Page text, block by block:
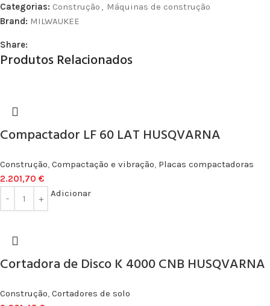
Categorias: Construção , Máquinas de construção
Brand: MILWAUKEE
Share:
Produtos Relacionados
Compactador LF 60 LAT HUSQVARNA
Construção, Compactação e vibração, Placas compactadoras
2.201,70 €
Adicionar
Cortadora de Disco K 4000 CNB HUSQVARNA
Construção, Cortadores de solo